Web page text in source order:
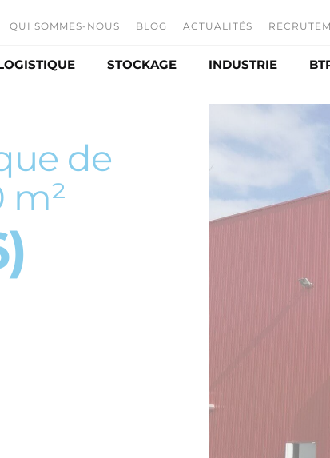
QUI SOMMES-NOUS
L'entreprise
Historique
Développement durable
BLOG ACTUALITÉS
Nos
STOCKAGE
Stockage céréales à plat
INDUSTRIE
Production
de
m²